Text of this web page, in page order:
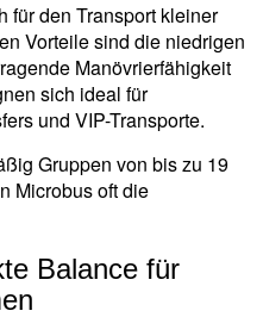
für den Transport kleiner
Vorteile sind die niedrigen
Manövrierfähigkeit
sich ideal für
und VIP-Transporte.
Gruppen von bis zu 19
Microbus oft die
Balance für